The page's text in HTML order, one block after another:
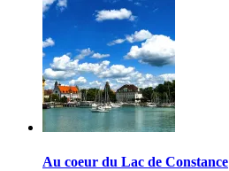
Au coeur du Lac de Constance